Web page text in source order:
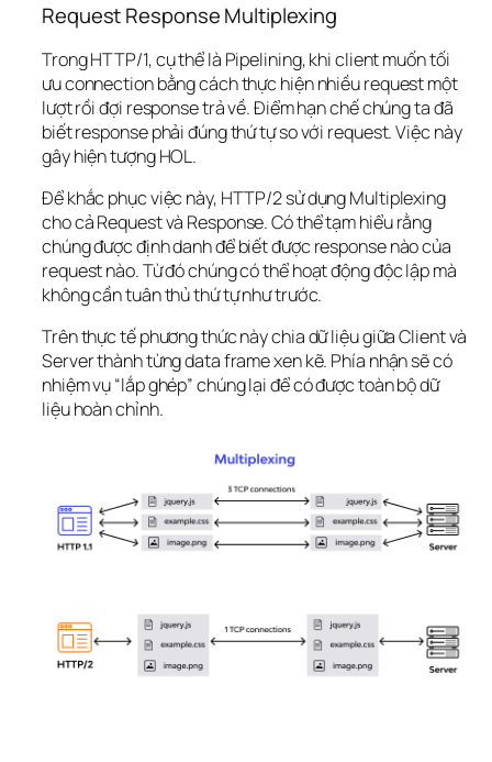
Request Response Multiplexing
Trong HTTP/1, cụ thể là Pipelining, khi client muốn tối
ưu connection bằng cách thực hiện nhiều request một
lượt rồi đợi response trả về. Điểm hạn chế chúng ta đã
biết response phải đúng thứ tự so với request. Việc này
gây hiện tượng HOL.
Để khắc phục việc này, HTTP/2 sử dụng Multiplexing
cho cả Request và Response. Có thể tạm hiểu rằng
chúng được định danh để biết được response nào của
request nào. Từ đó chúng có thể hoạt động độc lập mà
không cần tuân thủ thứ tự như trước.
Trên thực tế phương thức này chia dữ liệu giữa Client và
Server thành từng data frame xen kẽ. Phía nhận sẽ có
nhiệm vụ “lắp ghép” chúng lại để có được toàn bộ dữ
liệu hoàn chỉnh.